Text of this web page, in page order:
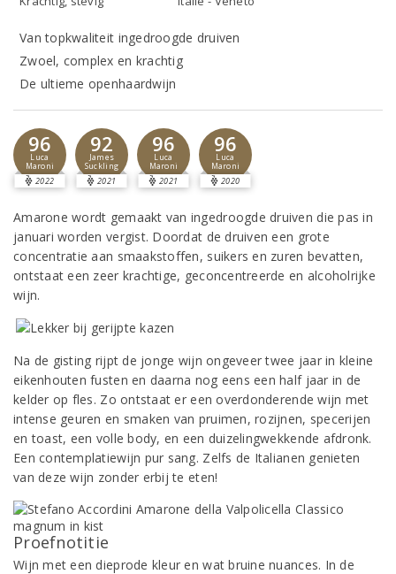
Van topkwaliteit ingedroogde druiven
Zwoel, complex en krachtig
De ultieme openhaardwijn
96
Luca
Maroni
2022
92
James
Suckling
2021
96
Luca
Maroni
2021
96
Luca
Maroni
2020
Amarone wordt gemaakt van ingedroogde druiven die pas in
januari worden vergist. Doordat de druiven een grote
concentratie aan smaakstoffen, suikers en zuren bevatten,
ontstaat een zeer krachtige, geconcentreerde en alcoholrijke
wijn.
Na de gisting rijpt de jonge wijn ongeveer twee jaar in kleine
eikenhouten fusten en daarna nog eens een half jaar in de
kelder op fles. Zo ontstaat er een overdonderende wijn met
intense geuren en smaken van pruimen, rozijnen, specerijen
en toast, een volle body, en een duizelingwekkende afdronk.
Een contemplatiewijn pur sang. Zelfs de Italianen genieten
van deze wijn zonder erbij te eten!
Proefnotitie
Wijn met een dieprode kleur en wat bruine nuances. In de